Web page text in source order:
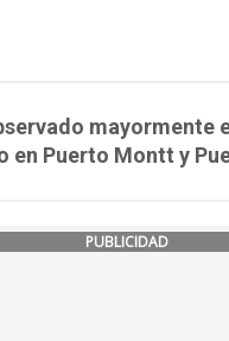
mayormente
en Puerto Montt y
PUBLICIDAD